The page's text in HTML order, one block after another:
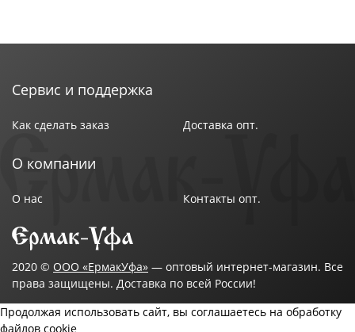
Сервис и поддержка
Как сделать заказ Доставка опт.
О компании
О нас Контакты опт.
2020 © ООО «ЕрмакУфа» — оптовый интернет-магазин. Все
права защищены. Доставка по всей России!
Продолжая использовать сайт, вы соглашаетесь на обработку
файлов cookie